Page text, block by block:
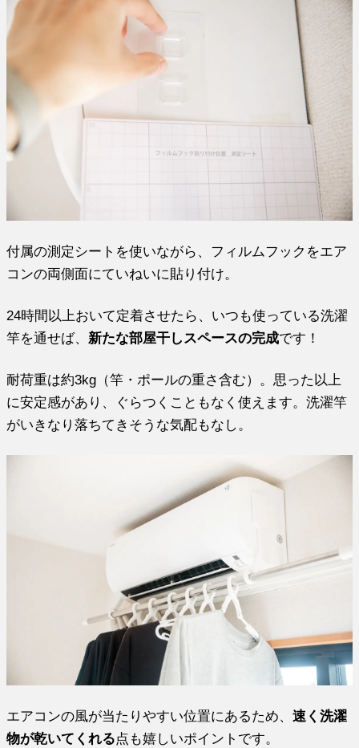
付属の測定シートを使いながら、フィルムフックをエア
コンの両側面にていねいに貼り付け。
24時間以上おいて定着させたら、いつも使っている洗濯
竿を通せば、 新たな部屋干しスペースの完成です！
耐荷重は約3kg（竿・ポールの重さ含む）。思った以上
に安定感があり、ぐらつくこともなく使えます。洗濯竿
がいきなり落ちてきそうな気配もなし。
エアコンの風が当たりやすい位置にあるため、速く洗濯
物が乾いてくれる点も嬉しいポイントです。